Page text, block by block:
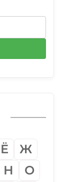
Ё
Ж
Н
О